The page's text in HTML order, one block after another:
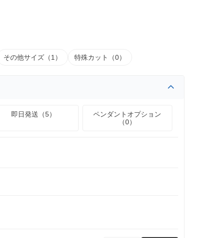
その他サイズ（1） 特殊カット（0）
即日発送（5）
ペンダントオプション
（0）